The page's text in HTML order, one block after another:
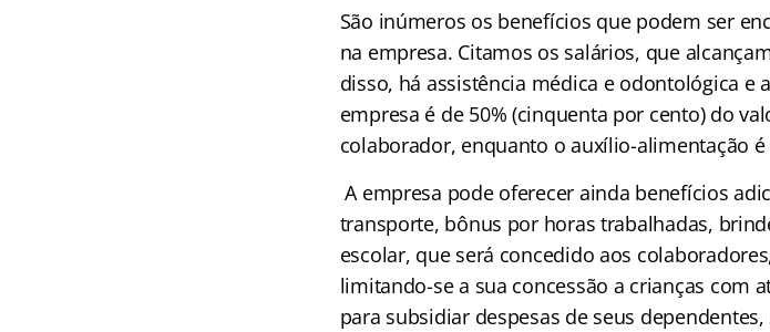
São inúmeros os benefícios que podem ser
na empresa. Citamos os salários, que
disso, há assistência médica e odontológica e
empresa é de 50% (cinquenta por cento) do
colaborador, enquanto o auxílio-alimentação é
A empresa pode oferecer ainda benefícios
transporte, bônus por horas trabalhadas,
escolar, que será concedido aos
limitando-se a sua concessão a crianças com
para subsidiar despesas de seus